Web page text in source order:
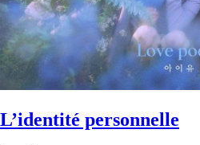
L’identité personnelle